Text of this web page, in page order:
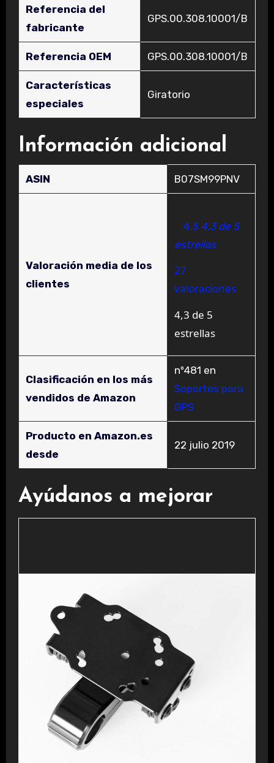
Referencia del
fabricante
‎GPS.00.308.10001/B
Referencia OEM ‎GPS.00.308.10001/B
Características
especiales
‎Giratorio
Información adicional
ASIN B07SM99PNV
Valoración media de los
clientes
4,3 4,3 de 5
estrellas
27
valoraciones
4,3 de 5
estrellas
Clasificación en los más
vendidos de Amazon
nº481 en
Soportes para
GPS
Producto en Amazon.es
desde
22 julio 2019
Ayúdanos a mejorar